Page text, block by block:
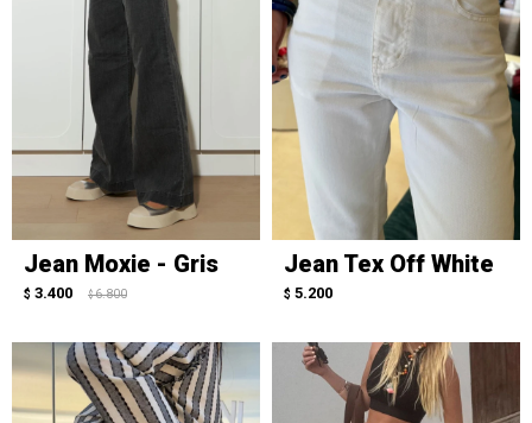
Jean Moxie - Gris
$ 3.400 $ 6.800
Jean Tex Off White
$ 5.200